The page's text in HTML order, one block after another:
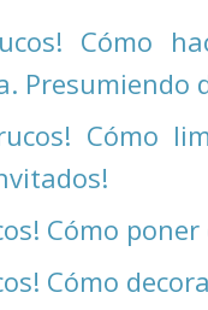
Cómo
Presumiendo
Cómo
Cómo
Cómo